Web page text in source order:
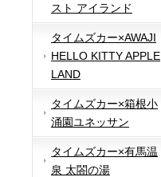
スト アイランド
タイムズカー×AWAJI
HELLO KITTY APPLE
LAND
タイムズカー×箱根小
涌園ユネッサン
タイムズカー×有馬温
泉 太閤の湯